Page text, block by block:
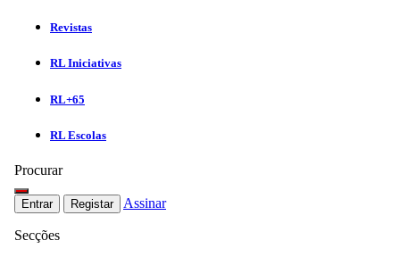
Revistas
RL Iniciativas
RL+65
RL Escolas
Procurar
Entrar Registar Assinar
Secções